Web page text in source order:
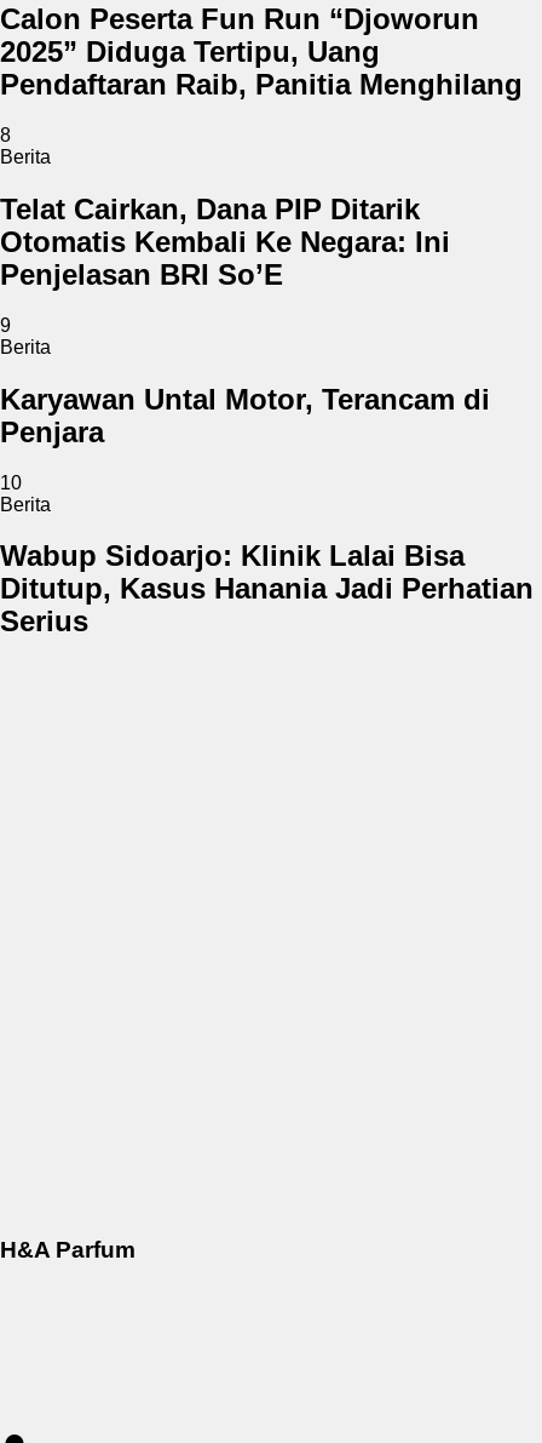
Calon Peserta Fun Run “Djoworun
2025” Diduga Tertipu, Uang
Pendaftaran Raib, Panitia Menghilang
8
Berita
Telat Cairkan, Dana PIP Ditarik
Otomatis Kembali Ke Negara: Ini
Penjelasan BRI So’E
9
Berita
Karyawan Untal Motor, Terancam di
Penjara
10
Berita
Wabup Sidoarjo: Klinik Lalai Bisa
Ditutup, Kasus Hanania Jadi Perhatian
Serius
H&A Parfum